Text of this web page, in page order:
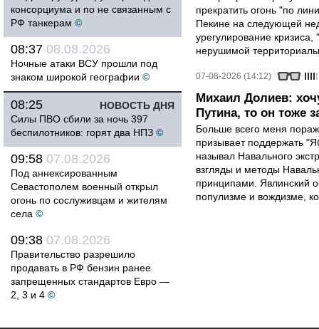
консорциума и по не связанным с
РФ танкерам ©
08:37 08.08.2026
Ночные атаки ВСУ прошли под
знаком широкой географии ©
НОВОСТЬ ДНЯ
08:25
Силы ПВО сбили за ночь 397
беспилотников: горят два НПЗ ©
09:58 07.08.2026
Под аннексированным
Севастополем военный открыл
огонь по сослуживцам и жителям
села ©
09:38 07.08.2026
Правительство разрешило
продавать в РФ бензин ранее
запрещенных стандартов Евро —
2, 3 и 4 ©
прекратить огонь "по
Пекине на следующей
урегулирование
нерушимой
07-08-2026 (14:12)
Михаил Долиев:
Путина, то он тоже
Больше всего меня
призывает поддержать
называл Навального
взгляды и методы
принципами. Явлинский
популизме и вождизме,